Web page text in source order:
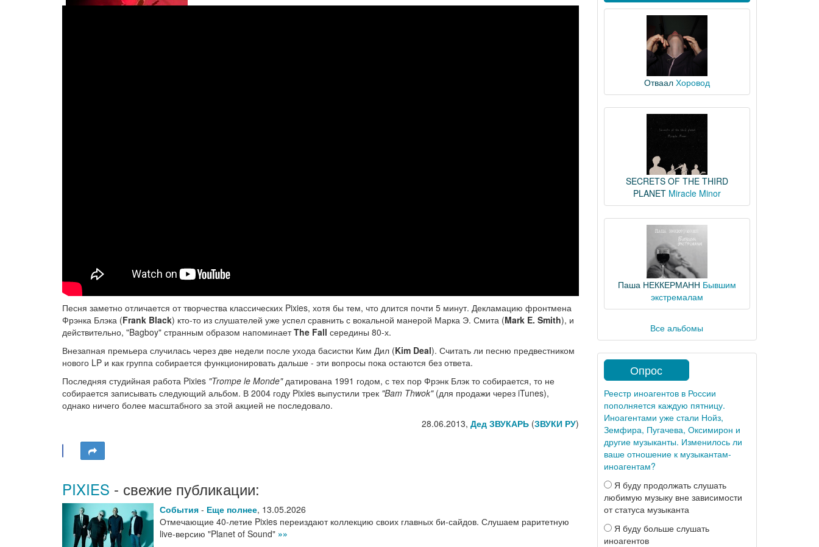
Песня заметно отличается от творчества классических Pixies, хотя бы тем, что длится почти 5 минут. Декламацию фронтмена
Фрэнка Блэка (Frank Black) кто-то из слушателей уже успел сравнить с вокальной манерой Марка Э. Смита (Mark E. Smith), и
действительно, "Bagboy" странным образом напоминаетThe Fall середины 80-х.
Внезапная премьера случилась через две недели после ухода басистки Ким Дил (Kim Deal). Считать ли песню предвестником
нового LP и как группа собирается функционировать дальше - эти вопросы пока остаются без ответа.
Последняя студийная работа Pixies "Trompe le Monde"датирована 1991 годом, с тех пор Фрэнк Блэк то собирается, то не
собирается записывать следующий альбом. В 2004 году Pixies выпустили трек "Bam Thwok"(для продажи через iTunes),
однако ничего более масштабного за этой акцией не последовало.
28.06.2013, Дед ЗВУКАРЬ(ЗВУКИ РУ)
PIXIES - свежие публикации:
События - Еще полнее, 13.05.2026
Отмечающие 40-летие Pixies переиздают коллекцию своих главных би-сайдов. Слушаем раритетную
live-версию "Planet of Sound" »»
Отваал Хоровод
SECRETS OF THE THIRD
PLANET Miracle Minor
Паша НЕККЕРМАНН Бывшим
экстремалам
Все альбомы
Опрос
Реестр иноагентов в России
пополняется каждую пятницу.
Иноагентами уже стали Нойз,
Земфира, Пугачева, Оксимирон и
другие музыканты. Изменилось ли
ваше отношение к музыкантам-
иноагентам?
Я буду продолжать слушать
любимую музыку вне зависимости
от статуса музыканта
Я буду больше слушать
иноагентов